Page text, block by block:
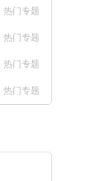
热门专题
热门专题
热门专题
热门专题